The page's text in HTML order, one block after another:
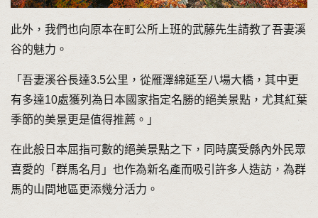
此外，我們也向原本在町公所上班的武藤先生請教了吾妻溪
谷的魅力。
「吾妻溪谷長達3.5公里，從雁澤綿延至八場大橋，其中更
有多達10處獲列為日本國家指定名勝的絕美景點，尤其紅葉
季節的美景更是值得推薦。」
在此般日本屈指可數的絕美景點之下，同時廣受縣內外民眾
喜愛的「群馬名月」也作為新名產而吸引許多人造訪，為群
馬的山間地區更添幾分活力。